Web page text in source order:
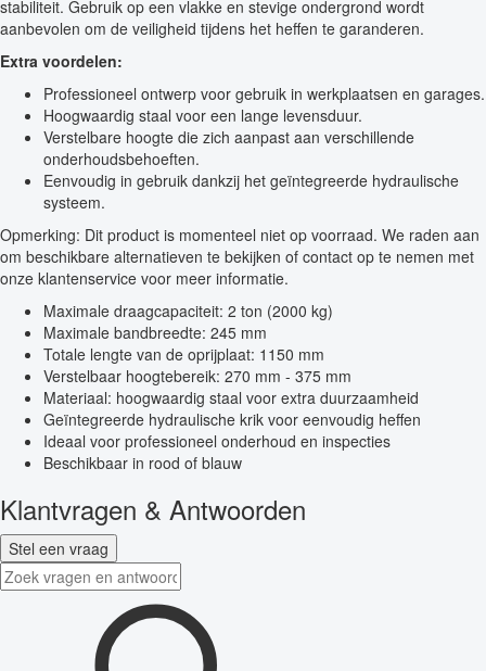
stabiliteit. Gebruik op een vlakke en stevige ondergrond wordt
aanbevolen om de veiligheid tijdens het heffen te garanderen.
Extra voordelen:
Professioneel ontwerp voor gebruik in werkplaatsen en garages.
Hoogwaardig staal voor een lange levensduur.
Verstelbare hoogte die zich aanpast aan verschillende
onderhoudsbehoeften.
Eenvoudig in gebruik dankzij het geïntegreerde hydraulische
systeem.
Opmerking: Dit product is momenteel niet op voorraad. We raden aan
om beschikbare alternatieven te bekijken of contact op te nemen met
onze klantenservice voor meer informatie.
Maximale draagcapaciteit: 2 ton (2000 kg)
Maximale bandbreedte: 245 mm
Totale lengte van de oprijplaat: 1150 mm
Verstelbaar hoogtebereik: 270 mm - 375 mm
Materiaal: hoogwaardig staal voor extra duurzaamheid
Geïntegreerde hydraulische krik voor eenvoudig heffen
Ideaal voor professioneel onderhoud en inspecties
Beschikbaar in rood of blauw
Klantvragen & Antwoorden
Stel een vraag